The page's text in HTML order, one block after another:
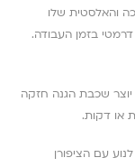
והאלסטית שלו
דרמטי בזמן העבודה.
יוצר שכבת הגנה חזקה
או דקות.
עם הציפורן